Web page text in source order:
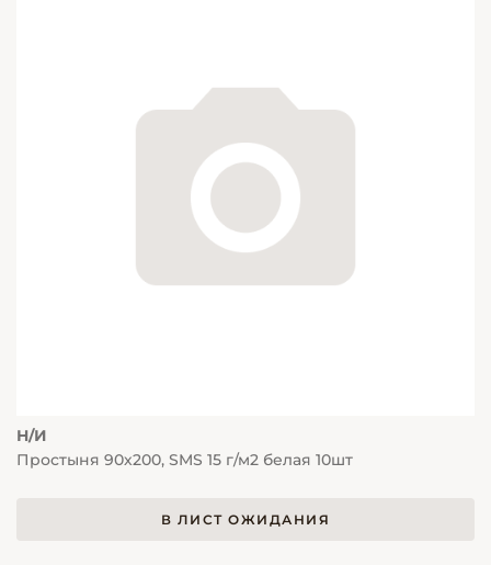
Н/И
Простыня 90х200, SMS 15 г/м2 белая 10шт
В ЛИСТ ОЖИДАНИЯ